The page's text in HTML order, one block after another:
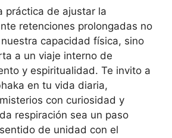
práctica de ajustar la
retenciones prolongadas no
capacidad física, sino
a un viaje interno de
y espiritualidad. Te invito a
en tu vida diaria,
con curiosidad y
respiración sea un paso
de unidad con el